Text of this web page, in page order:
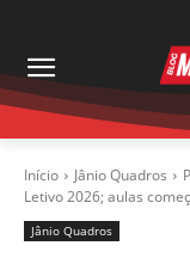
Início Jânio Quadros
Letivo 2026; aulas
Jânio Quadros